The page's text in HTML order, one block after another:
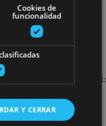
gehiago
planak eta iradokizunak:
Cookies de
funcionalidad
Y CERRAR